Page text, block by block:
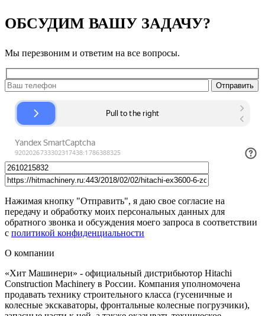
ОБСУДИМ ВАШУ ЗАДАЧУ?
Мы перезвоним и ответим на все вопросы.
Нажимая кнопку "Отправить", я даю свое согласие на
передачу и обработку моих персональных данных для
обратного звонка и обсуждения моего запроса в соответствии
с политикой конфиденциальности
О компании
«Хит Машинери» - официальный дистрибьютор Hitachi
Construction Machinery в России. Компания уполномочена
продавать технику строительного класса (гусеничные и
колесные экскаваторы, фронтальные колесные погрузчики),